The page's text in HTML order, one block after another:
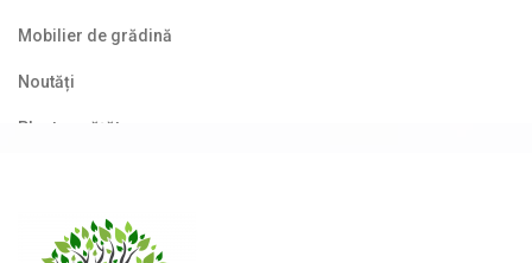
Mobilier de grădină
Noutăți
Plante agățătoare
Plante cu bobițe